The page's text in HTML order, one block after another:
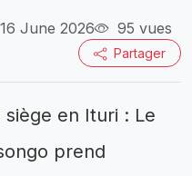
16 June 2026 95 vues
Partager
en Ituri : Le
prend